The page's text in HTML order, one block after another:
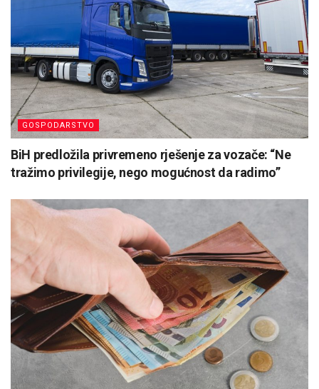
GOSPODARSTVO
BiH predložila privremeno rješenje za vozače: “Ne
tražimo privilegije, nego mogućnost da radimo”